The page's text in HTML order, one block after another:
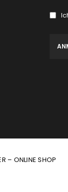
– ONLINE SHOP